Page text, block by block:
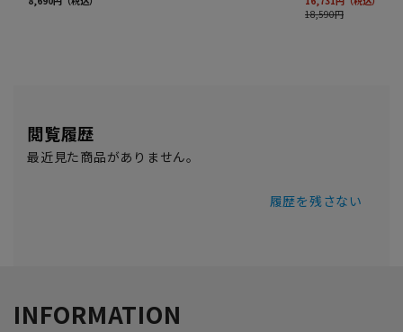
閲覧履歴
最近見た商品がありません。
履歴を残さない
INFORMATION